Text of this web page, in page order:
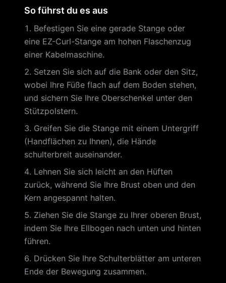
So führst du es aus
Befestigen Sie eine gerade Stange oder
eine EZ-Curl-Stange am hohen Flaschenzug
einer Kabelmaschine.
Setzen Sie sich auf die Bank oder den Sitz,
wobei Ihre Füße flach auf dem Boden stehen,
und sichern Sie Ihre Oberschenkel unter den
Stützpolstern.
Greifen Sie die Stange mit einem Untergriff
(Handflächen zu Ihnen), die Hände
schulterbreit auseinander.
Lehnen Sie sich leicht an den Hüften
zurück, während Sie Ihre Brust oben und den
Kern angespannt halten.
Ziehen Sie die Stange zu Ihrer oberen Brust,
indem Sie Ihre Ellbogen nach unten und hinten
führen.
Drücken Sie Ihre Schulterblätter am unteren
Ende der Bewegung zusammen.